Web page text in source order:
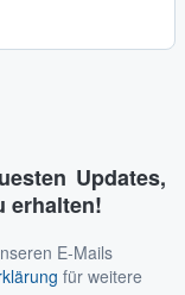
Updates,
erhalten!
E-Mails
für weitere